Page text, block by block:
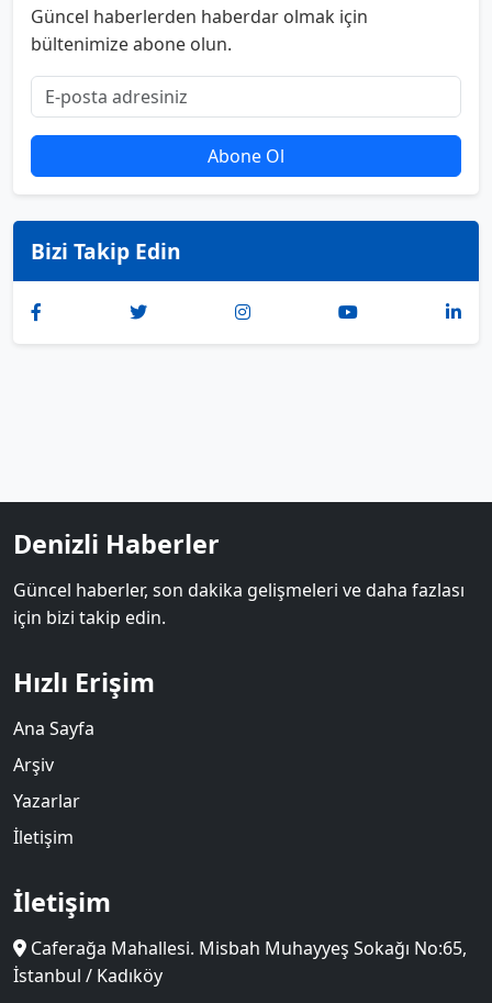
Güncel haberlerden haberdar olmak için
bültenimize abone olun.
Abone Ol
Bizi Takip Edin
Denizli Haberler
Güncel haberler, son dakika gelişmeleri ve daha fazlası
için bizi takip edin.
Hızlı Erişim
Ana Sayfa
Arşiv
Yazarlar
İletişim
İletişim
Caferağa Mahallesi. Misbah Muhayyeş Sokağı No:65,
İstanbul / Kadıköy